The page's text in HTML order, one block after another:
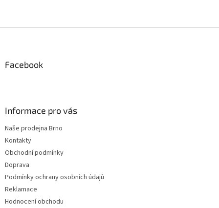
Facebook
Informace pro vás
Naše prodejna Brno
Kontakty
Obchodní podmínky
Doprava
Podmínky ochrany osobních údajů
Reklamace
Hodnocení obchodu